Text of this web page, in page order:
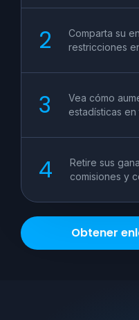
Comparta su
restricciones
Vea cómo
estadísticas
Retire sus
comisiones y
Obtener